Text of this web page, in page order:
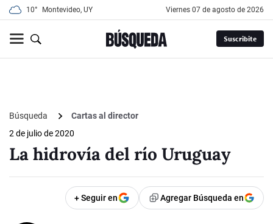
10° Montevideo, UY viernes 07 de agosto de 2026
Suscribite
Búsqueda
Cartas al director
2 de julio de 2020
La hidrovía del río Uruguay
+ Seguir en Agregar Búsqueda en